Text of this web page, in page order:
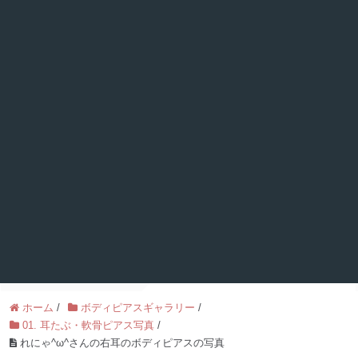
ホーム / ボディピアスギャラリー /
01. 耳たぶ・軟骨ピアス写真 /
れにゃ^ω^さんの右耳のボディピアスの写真